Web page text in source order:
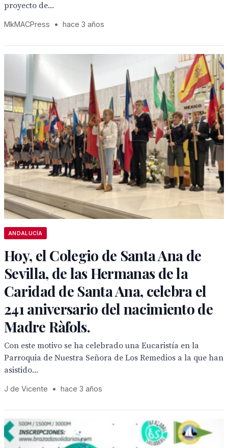
proyecto de...
MkMACPress • hace 3 años
ANDALUCÍA
Hoy, el Colegio de Santa Ana de
Sevilla, de las Hermanas de la
Caridad de Santa Ana, celebra el
241 aniversario del nacimiento de
Madre Ràfols.
Con este motivo se ha celebrado una Eucaristía en la
Parroquia de Nuestra Señora de Los Remedios a la que han
asistido...
J de Vicente • hace 3 años